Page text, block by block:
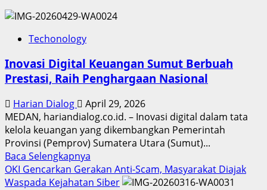
Techonology
Inovasi Digital Keuangan Sumut Berbuah
Prestasi, Raih Penghargaan Nasional
Harian Dialog
April 29, 2026
MEDAN, hariandialog.co.id. – Inovasi digital dalam tata
kelola keuangan yang dikembangkan Pemerintah
Provinsi (Pemprov) Sumatera Utara (Sumut)...
Baca Selengkapnya
more
about
OKI Gencarkan Gerakan Anti-Scam, Masyarakat Diajak
Waspada Kejahatan Siber